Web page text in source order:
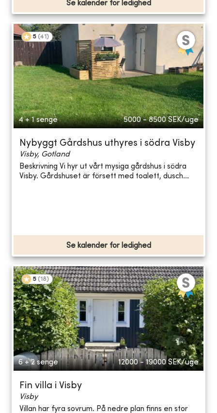
Se kalender for ledighed
5 (41 )
4 + 1 senge 5000 - 8500 SEK/uge
Nybyggt Gårdshus uthyres i södra Visby
Visby, Gotland
Beskrivning Vi hyr ut vårt mysiga gårdshus i södra
Visby. Gårdshuset är försett med toalett, dusch...
Se kalender for ledighed
5 (18)
6 + 2 senge 12000 - 19000 SEK/uge
Fin villa i Visby
Visby
Villan har fyra sovrum. På nedre plan finns en stor